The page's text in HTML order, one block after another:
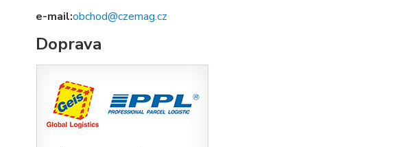
e-mail:obchod@czemag.cz
Doprava